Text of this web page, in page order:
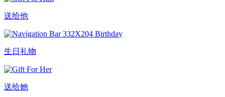
送给他
生日礼物
送给她